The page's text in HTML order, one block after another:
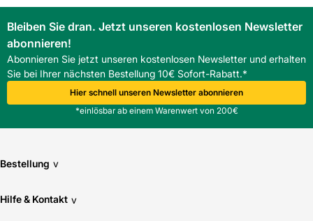
Bleiben Sie dran. Jetzt unseren kostenlosen Newsletter
abonnieren!
Abonnieren Sie jetzt unseren kostenlosen Newsletter und erhalten
Sie bei Ihrer nächsten Bestellung 10€ Sofort-Rabatt.*
Hier schnell unseren Newsletter abonnieren
*einlösbar ab einem Warenwert von 200€
Bestellung v
Hilfe & Kontakt v